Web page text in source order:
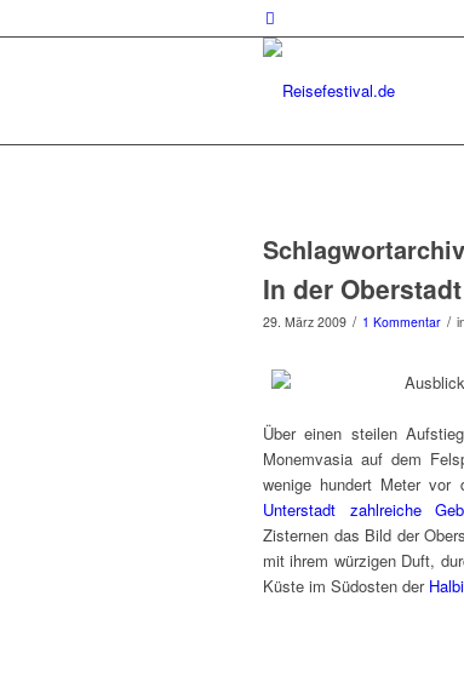
In der
29. März 2009 / 1 Kommentar / in
Über einen steilen
Monemvasia auf dem
wenige hundert Meter
Unterstadt zahlreiche
Zisternen das Bild der
mit ihrem würzigen Duft,
Küste im Südosten der